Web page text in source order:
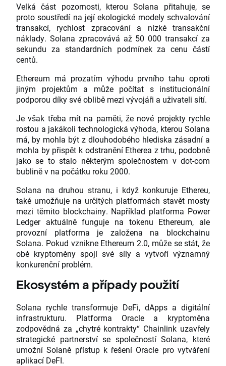
Velká část pozornosti, kterou Solana přitahuje, se
proto soustředí na její ekologické modely schvalování
transakcí, rychlost zpracování a nízké transakční
náklady. Solana zpracovává až 50 000 transakcí za
sekundu za standardních podmínek za cenu částí
centů.
Ethereum má prozatím výhodu prvního tahu oproti
jiným projektům a může počítat s institucionální
podporou díky své oblibě mezi vývojáři a uživateli sítí.
Je však třeba mít na paměti, že nové projekty rychle
rostou a jakákoli technologická výhoda, kterou Solana
má, by mohla být z dlouhodobého hlediska zásadní a
mohla by přispět k odstranění Etherea z trhu, podobně
jako se to stalo některým společnostem v dot-com
bublině v na počátku roku 2000.
Solana na druhou stranu, i když konkuruje Ethereu,
také umožňuje na určitých platformách stavět mosty
mezi těmito blockchainy. Například platforma Power
Ledger aktuálně funguje na tokenu Ethereum, ale
provozní platforma je založena na blockchainu
Solana. Pokud vznikne Ethereum 2.0, může se stát, že
obě kryptoměny spojí své síly a vytvoří významný
konkurenční problém.
Ekosystém a případy použití
Solana rychle transformuje DeFi, dApps a digitální
infrastrukturu. Platforma Oracle a kryptoměna
zodpovědná za „chytré kontrakty“ Chainlink uzavřely
strategické partnerství se společností Solana, které
umožní Solaně přístup k řešení Oracle pro vytváření
aplikací DeFI.